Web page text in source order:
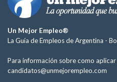
Un Mejor Empleo®
La Guía de Empleos de Argentina -
Para información sobre como
candidatos@unmejorempleo.com